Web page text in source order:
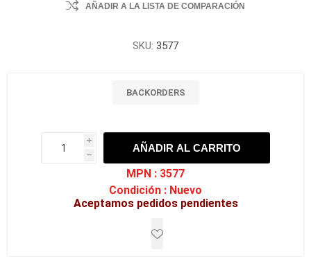
AÑADIR A LA LISTA DE COMPARACIÓN
SKU: 3577
BACKORDERS
i
h
h
AÑADIR AL CARRITO
MPN : 3577
Condición : Nuevo
Aceptamos pedidos pendientes